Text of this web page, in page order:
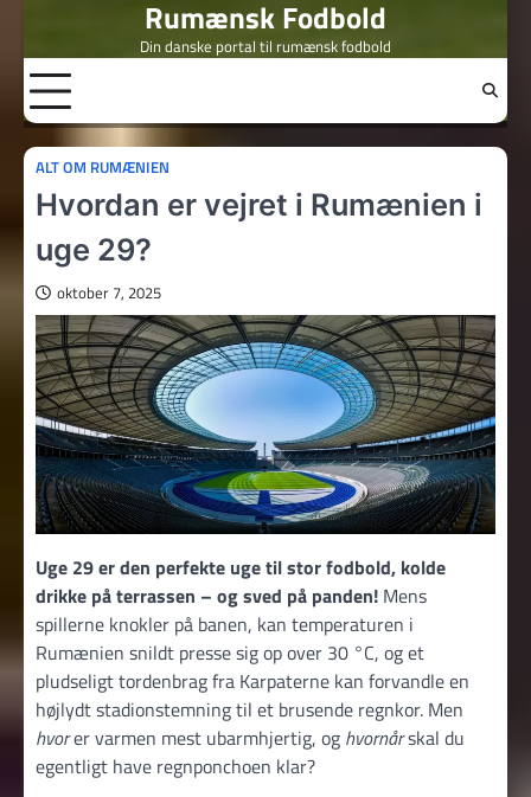
content
Rumænsk Fodbold
Din danske portal til rumænsk fodbold
ALT OM RUMÆNIEN
Hvordan er vejret i Rumænien i
uge 29?
oktober 7, 2025
Uge 29 er den perfekte uge til stor fodbold, kolde
drikke på terrassen – og sved på panden! Mens
spillerne knokler på banen, kan temperaturen i
Rumænien snildt presse sig op over 30 °C, og et
pludseligt tordenbrag fra Karpaterne kan forvandle en
højlydt stadionstemning til et brusende regnkor. Men
hvorer varmen mest ubarmhjertig, og hvornårskal du
egentligt have regnponchoen klar?